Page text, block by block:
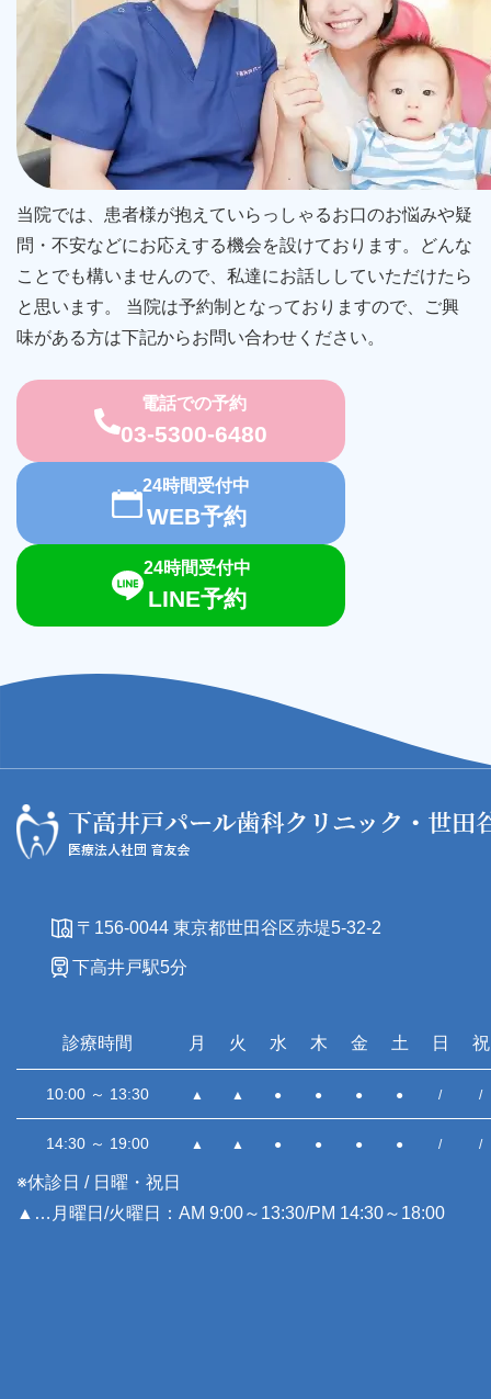
当院では、患者様が抱えていらっしゃるお口のお悩みや疑
問・不安などにお応えする機会を設けております。どんな
ことでも構いませんので、私達にお話ししていただけたら
と思います。 当院は予約制となっておりますので、ご興
味がある方は下記からお問い合わせください。
電話での予約
03-5300-6480
24時間受付中
WEB予約
24時間受付中
LINE予約
〒156-0044 東京都世田谷区赤堤5-32-2
下高井戸駅5分
診療時間 月 火 水 木 金 土 日 祝
10:00 ～ 13:30 ▲ ▲ ● ● ● ● / /
14:30 ～ 19:00 ▲ ▲ ● ● ● ● / /
※休診日 / 日曜・祝日
▲…月曜日/火曜日：AM 9:00～13:30/PM 14:30～18:00